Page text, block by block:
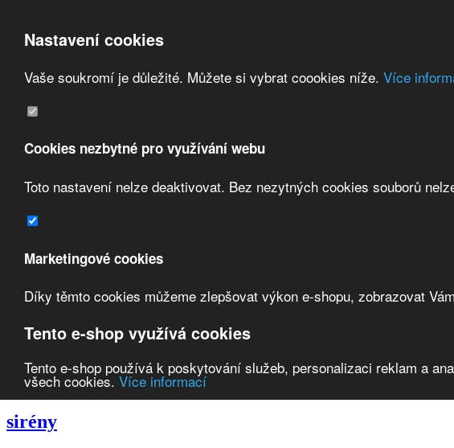
Nastavení cookies
Vaše soukromí je důležité. Můžete si vybrat coookies níže. Více
Cookies nezbytné pro využívání webu
Toto nastavení nelze deaktivovat. Bez nezytných cookies souborů
Marketingové cookies
Díky těmto cookies můžeme zlepšovat výkon e-shopu, zobrazovat
Tento e-shop využívá cookies
Tento e-shop používá k poskytování služeb, personalizaci reklam a
všech cookies. Více informací
Přeskočit na hlavní obsah/Přeskočit na doplňující obsah
Kontakt
Přihlásit uživatele
Porovnat produkty 0
Ovladače a signalizace signalizace kombinovaná
signalizace kombinovaná
sirény